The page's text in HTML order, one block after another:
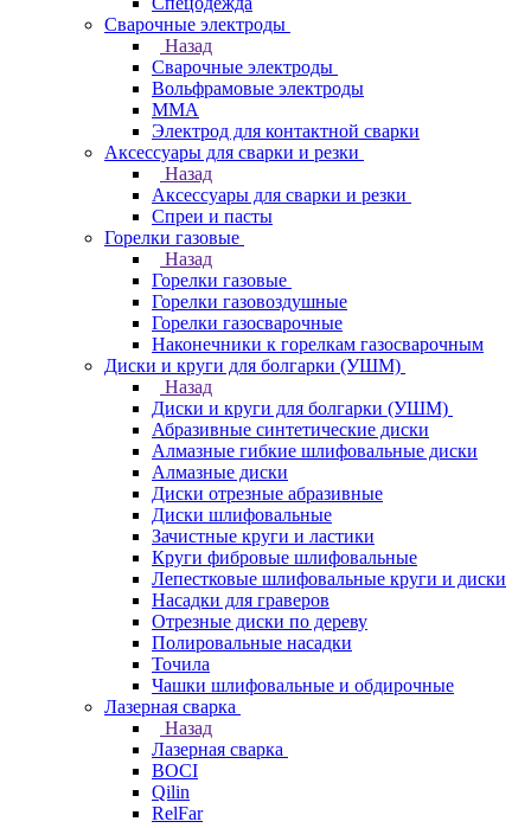
Сварочные электроды
Назад
Сварочные электроды
Вольфрамовые электроды
ММА
Электрод для контактной сварки
Аксессуары для сварки и резки
Назад
Аксессуары для сварки и резки
Спреи и пасты
Горелки газовые
Назад
Горелки газовые
Горелки газовоздушные
Горелки газосварочные
Наконечники к горелкам газосварочным
Диски и круги для болгарки (УШМ)
Назад
Диски и круги для болгарки (УШМ)
Абразивные синтетические диски
Алмазные гибкие шлифовальные диски
Алмазные диски
Диски отрезные абразивные
Диски шлифовальные
Зачистные круги и ластики
Круги фибровые шлифовальные
Лепестковые шлифовальные круги и диски
Насадки для граверов
Отрезные диски по дереву
Полировальные насадки
Точила
Чашки шлифовальные и обдирочные
Лазерная сварка
Назад
Лазерная сварка
BOCI
Qilin
RelFar